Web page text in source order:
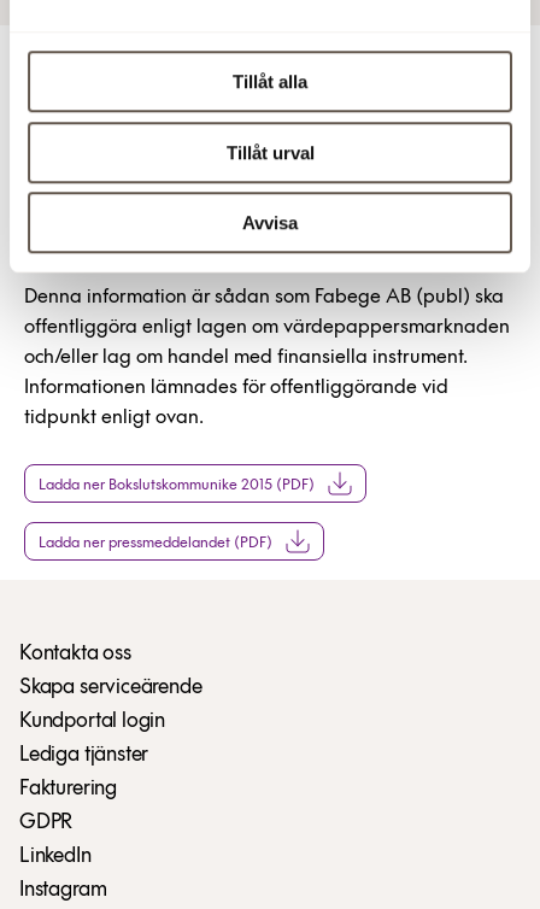
Tillåt alla
Tillåt urval
Avvisa
För ytterligare information
Christian Hermelin, VD, tel 08-555 148 25, 0733-87 18 25
555 148 29, 070-666 13 80
Denna information är sådan som Fabege AB (publ) ska
offentliggöra enligt lagen om värdepappersmarknaden
och/eller lag om handel med finansiella instrument.
Informationen lämnades för offentliggörande vid
tidpunkt enligt ovan.
Ladda ner Bokslutskommunike 2015 (PDF)
Ladda ner pressmeddelandet (PDF)
Kontakta oss
Skapa serviceärende
Kundportal login
Lediga tjänster
Fakturering
GDPR
LinkedIn
Instagram